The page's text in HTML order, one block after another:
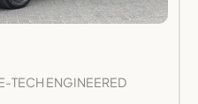
TECH ENGINEERED